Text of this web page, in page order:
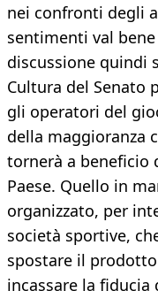
nei confronti degli
sentimenti val
discussione quindi
Cultura del Senato
gli operatori del
della maggioranza
tornerà a beneficio
Paese. Quello in
organizzato, per
società sportive,
spostare il
incassare la